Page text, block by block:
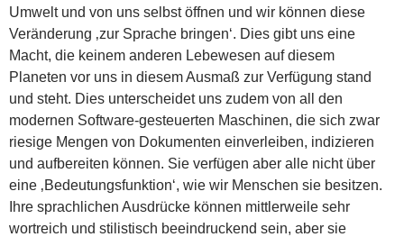
Umwelt und von uns selbst öffnen und wir können diese
Veränderung ‚zur Sprache bringen‘. Dies gibt uns eine
Macht, die keinem anderen Lebewesen auf diesem
Planeten vor uns in diesem Ausmaß zur Verfügung stand
und steht. Dies unterscheidet uns zudem von all den
modernen Software-gesteuerten Maschinen, die sich zwar
riesige Mengen von Dokumenten einverleiben, indizieren
und aufbereiten können. Sie verfügen aber alle nicht über
eine ‚Bedeutungsfunktion‘, wie wir Menschen sie besitzen.
Ihre sprachlichen Ausdrücke können mittlerweile sehr
wortreich und stilistisch beeindruckend sein, aber sie